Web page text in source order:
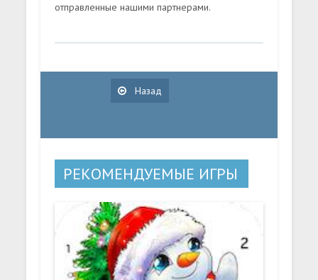
отправленные нашими партнерами.
Назад
РЕКОМЕНДУЕМЫЕ ИГРЫ